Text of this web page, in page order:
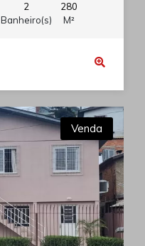
2
Banheiro(s)
280
M²
Venda